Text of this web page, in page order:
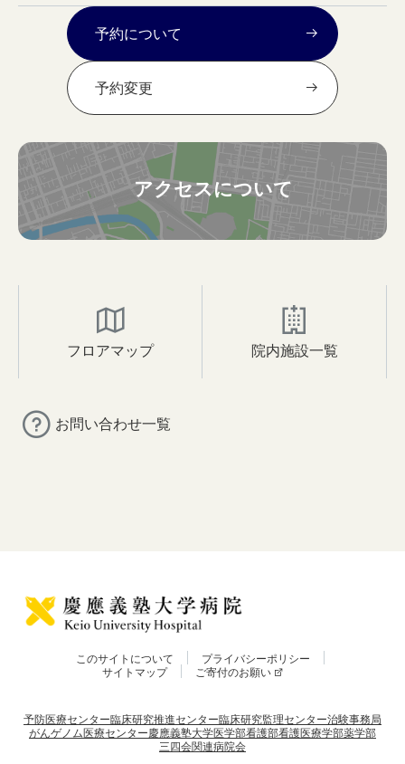
予約について
予約変更
アクセスについて
フロアマップ 院内施設一覧
お問い合わせ一覧
このサイトについて
プライバシーポリシー
サイトマップ
ご寄付のお願い
予防医療センター臨床研究推進センター臨床研究監理センター治験事務局
がんゲノム医療センター慶應義塾大学医学部看護部看護医療学部薬学部
三四会関連病院会